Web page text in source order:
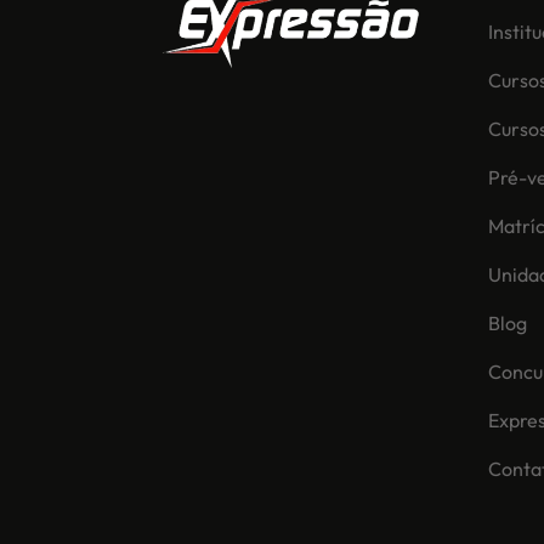
Pré-
Blog